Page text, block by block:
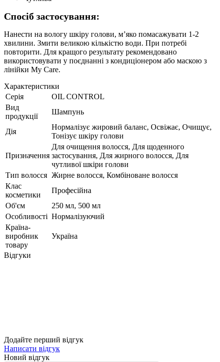
Спосіб застосування:
Нанести на вологу шкіру голови, мʼяко помасажувати 1-2
хвилини. Змити великою кількістю води. При потребі
повторити. Для кращого результату рекомендовано
використовувати у поєднанні з кондиціонером або маскою з
лінійки My Care.
Характеристики
Серія
OIL CONTROL
Вид
продукції
Шампунь
Дія
Нормалізує жировий баланс, Освіжає, Очищує,
Тонізує шкіру голови
Призначення
Для очищення волосся, Для щоденного
застосування, Для жирного волосся, Для
чутливої шкіри голови
Тип волосся Жирне волосся, Комбіноване волосся
Клас
косметики
Професійна
Об'єм
250 мл, 500 мл
Особливості Нормалізуючий
Країна-
виробник
товару
Україна
Відгуки
Додайте перший відгук
Написати відгук
Новий відгук